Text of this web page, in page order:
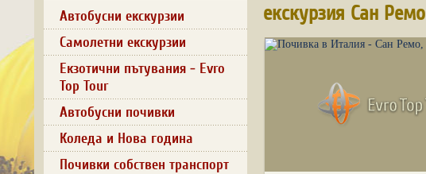
Автобусни екскурзии
Самолетни екскурзии
Екзотични пътувания - Evro
Top Tour
Автобусни почивки
Коледа и Нова година
Почивки собствен транспорт
екскурзия Сан Ремо